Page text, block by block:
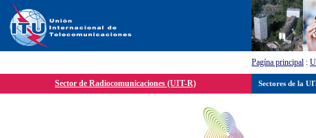
Pagína principal :
Sector de Radiocomunicaciones (UIT-R) Sectores de la